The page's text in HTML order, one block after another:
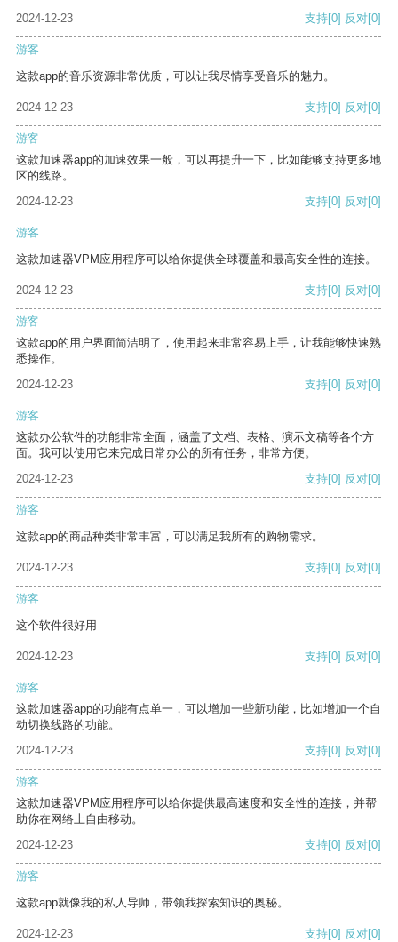
2024-12-23 支持[0] 反对[0]
游客
这款app的音乐资源非常优质，可以让我尽情享受音乐的魅力。
2024-12-23 支持[0] 反对[0]
游客
这款加速器app的加速效果一般，可以再提升一下，比如能够支持更多地
区的线路。
2024-12-23
支持[0] 反对[0]
游客
这款加速器VPM应用程序可以给你提供全球覆盖和最高安全性的连接。
2024-12-23 支持[0] 反对[0]
游客
这款app的用户界面简洁明了，使用起来非常容易上手，让我能够快速熟
悉操作。
2024-12-23
支持[0] 反对[0]
游客
这款办公软件的功能非常全面，涵盖了文档、表格、演示文稿等各个方
面。我可以使用它来完成日常办公的所有任务，非常方便。
2024-12-23
支持[0] 反对[0]
游客
这款app的商品种类非常丰富，可以满足我所有的购物需求。
2024-12-23 支持[0] 反对[0]
游客
这个软件很好用
2024-12-23 支持[0] 反对[0]
游客
这款加速器app的功能有点单一，可以增加一些新功能，比如增加一个自
动切换线路的功能。
2024-12-23
支持[0] 反对[0]
游客
这款加速器VPM应用程序可以给你提供最高速度和安全性的连接，并帮
助你在网络上自由移动。
2024-12-23
支持[0] 反对[0]
游客
这款app就像我的私人导师，带领我探索知识的奥秘。
2024-12-23 支持[0] 反对[0]